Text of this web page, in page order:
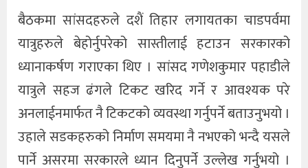
बैठकमा सांसदहरुले दशैं तिहार लगायतका चाडपर्वमा
यात्रुहरुले बेहोर्नुपरेको सास्तीलाई हटाउन सरकारको
ध्यानाकर्षण गराएका थिए । सांसद गणेशकुमार पहाडीले
यात्रुले सहज ढंगले टिकट खरिद गर्ने र आवश्यक परे
अनलाईनमार्फत नै टिकटको व्यवस्था गर्नुपर्ने बताउनुभयो ।
उहाले सडकहरुको निर्माण समयमा नै नभएको भन्दै यसले
पार्ने असरमा सरकारले ध्यान दिनुपर्ने उल्लेख गर्नुभयो ।